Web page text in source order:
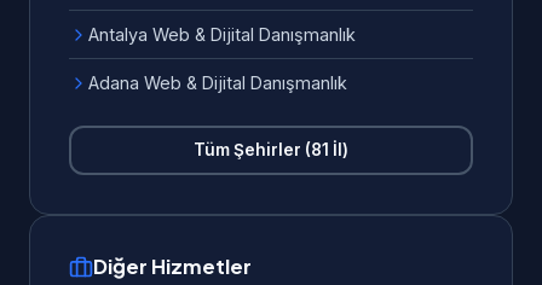
Antalya Web & Dijital Danışmanlık
Adana Web & Dijital Danışmanlık
Tüm Şehirler (81 İl)
Diğer Hizmetler